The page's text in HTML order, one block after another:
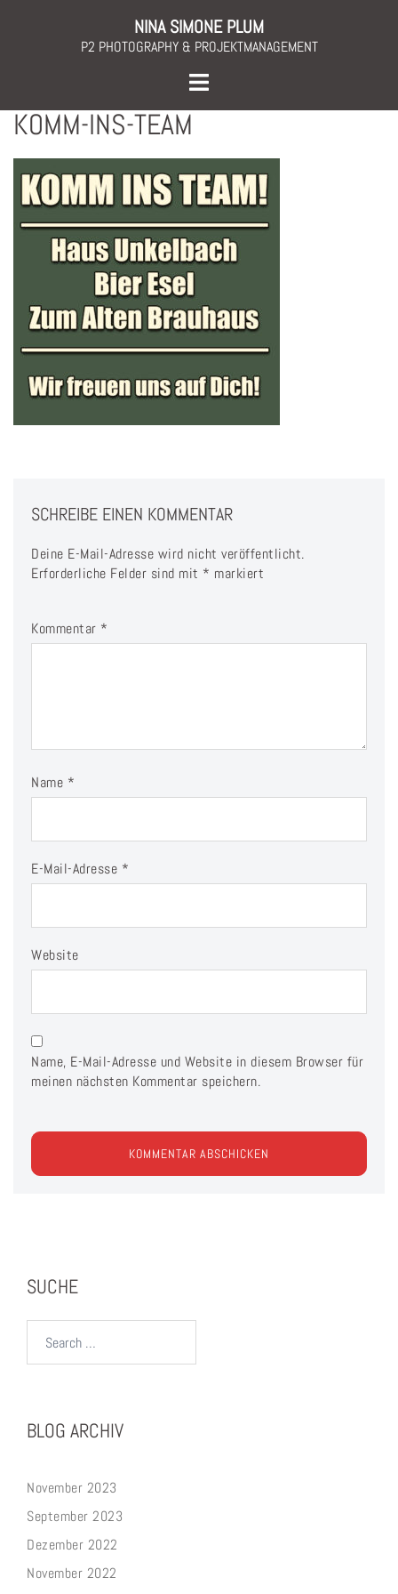
NINA SIMONE PLUM
P2 PHOTOGRAPHY & PROJEKTMANAGEMENT
Toggle
menu
KOMM-INS-TEAM
SCHREIBE EINEN KOMMENTAR
Deine E-Mail-Adresse wird nicht veröffentlicht.
Erforderliche Felder sind mit * markiert
Kommentar *
Name *
E-Mail-Adresse *
Website
Name, E-Mail-Adresse und Website in diesem Browser für
meinen nächsten Kommentar speichern.
SUCHE
BLOG ARCHIV
November 2023
September 2023
Dezember 2022
November 2022